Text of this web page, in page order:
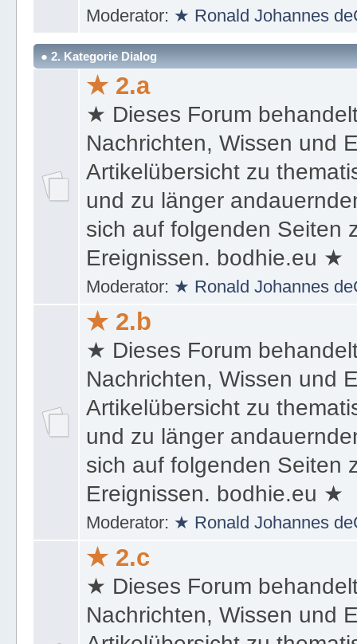
Moderator: ★ Ronald Johannes
● 2. Kategorie Dialog
★ 2.a
★ Dieses Forum
Nachrichten, Wissen und
Artikelübersicht zu
und zu länger
sich auf folgenden Seiten
Ereignissen. bodhie.eu ★
Moderator: ★ Ronald Johannes
★ 2.b
★ Dieses Forum
Nachrichten, Wissen und
Artikelübersicht zu
und zu länger
sich auf folgenden Seiten
Ereignissen. bodhie.eu ★
Moderator: ★ Ronald Johannes
★ 2.c
★ Dieses Forum
Nachrichten, Wissen und